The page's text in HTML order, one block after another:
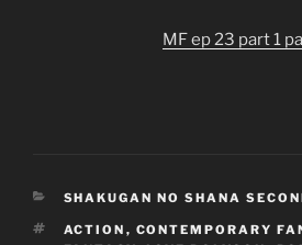
MF ep 23 part 1
CATEGORIES
SHAKUGAN NO SHANA
TAGS
ACTION , CONTEMPORARY